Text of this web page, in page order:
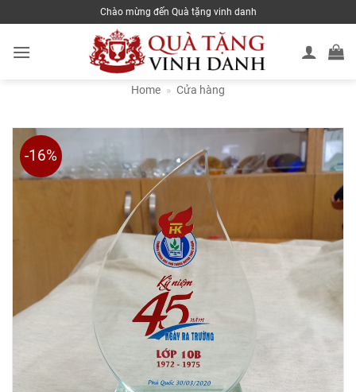
to
content
Chào mừng đến Quà tặng vinh danh
Home » Cửa hàng
-16%